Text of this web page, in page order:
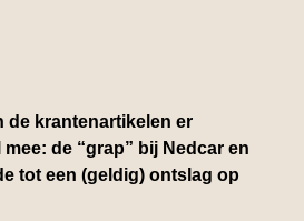
de krantenartikelen er
de “grap” bij Nedcar en
tot een (geldig) ontslag op